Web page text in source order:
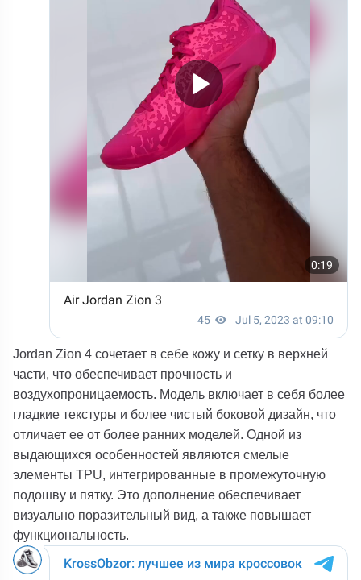
Jordan Zion 4 сочетает в себе кожу и сетку в верхней
части, что обеспечивает прочность и
воздухопроницаемость. Модель включает в себя более
гладкие текстуры и более чистый боковой дизайн, что
отличает ее от более ранних моделей. Одной из
выдающихся особенностей являются смелые
элементы TPU, интегрированные в промежуточную
подошву и пятку. Это дополнение обеспечивает
визуально поразительный вид, а также повышает
функциональность.